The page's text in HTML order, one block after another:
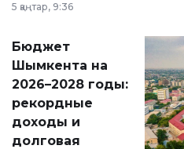
принести
народу
Венесуэлы.
5 қаңтар, 9:36
Бюджет
Шымкента на
2026–2028 годы:
рекордные
доходы и
долговая